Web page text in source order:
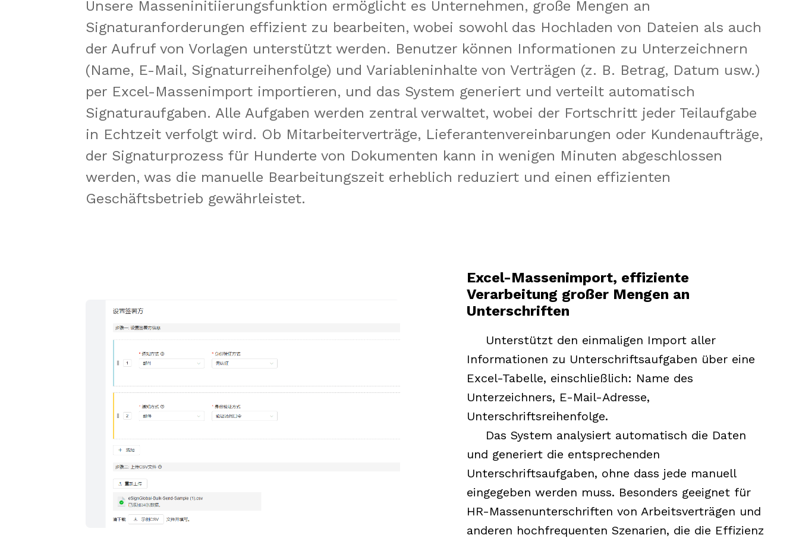
Unsere Masseninitiierungsfunktion ermöglicht es Unternehmen, große Mengen an
Signaturanforderungen effizient zu bearbeiten, wobei sowohl das Hochladen von Dateien als auch
der Aufruf von Vorlagen unterstützt werden. Benutzer können Informationen zu Unterzeichnern
(Name, E-Mail, Signaturreihenfolge) und Variableninhalte von Verträgen (z. B. Betrag, Datum usw.)
per Excel-Massenimport importieren, und das System generiert und verteilt automatisch
Signaturaufgaben. Alle Aufgaben werden zentral verwaltet, wobei der Fortschritt jeder Teilaufgabe
in Echtzeit verfolgt wird. Ob Mitarbeiterverträge, Lieferantenvereinbarungen oder Kundenaufträge,
der Signaturprozess für Hunderte von Dokumenten kann in wenigen Minuten abgeschlossen
werden, was die manuelle Bearbeitungszeit erheblich reduziert und einen effizienten
Geschäftsbetrieb gewährleistet.
Excel-Massenimport, effiziente
Verarbeitung großer Mengen an
Unterschriften
Unterstützt den einmaligen Import aller
Informationen zu Unterschriftsaufgaben über eine
Excel-Tabelle, einschließlich: Name des
Unterzeichners, E-Mail-Adresse,
Unterschriftsreihenfolge.
Das System analysiert automatisch die Daten
und generiert die entsprechenden
Unterschriftsaufgaben, ohne dass jede manuell
eingegeben werden muss. Besonders geeignet für
HR-Massenunterschriften von Arbeitsverträgen und
anderen hochfrequenten Szenarien, die die Effizienz